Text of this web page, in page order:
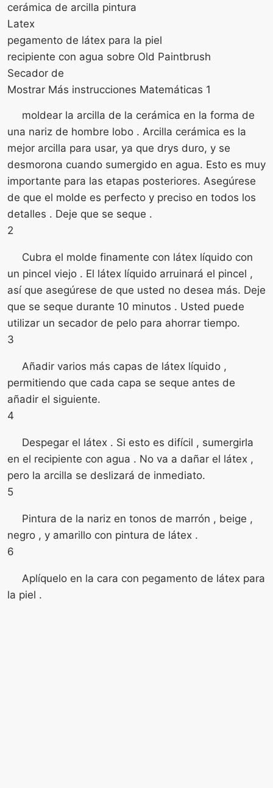
cerámica de arcilla pintura
Latex
pegamento de látex para la piel
recipiente con agua sobre Old Paintbrush
Secador de
Mostrar Más instrucciones Matemáticas 1
moldear la arcilla de la cerámica en la forma de
una nariz de hombre lobo . Arcilla cerámica es la
mejor arcilla para usar, ya que drys duro, y se
desmorona cuando sumergido en agua. Esto es muy
importante para las etapas posteriores. Asegúrese
de que el molde es perfecto y preciso en todos los
detalles . Deje que se seque .
2
Cubra el molde finamente con látex líquido con
un pincel viejo . El látex líquido arruinará el pincel ,
así que asegúrese de que usted no desea más. Deje
que se seque durante 10 minutos . Usted puede
utilizar un secador de pelo para ahorrar tiempo.
3
Añadir varios más capas de látex líquido ,
permitiendo que cada capa se seque antes de
añadir el siguiente.
4
Despegar el látex . Si esto es difícil , sumergirla
en el recipiente con agua . No va a dañar el látex ,
pero la arcilla se deslizará de inmediato.
5
Pintura de la nariz en tonos de marrón , beige ,
negro , y amarillo con pintura de látex .
6
Aplíquelo en la cara con pegamento de látex para
la piel .